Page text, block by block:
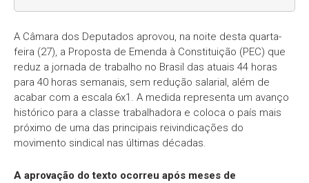
A Câmara dos Deputados aprovou, na noite desta quarta-
feira (27), a Proposta de Emenda à Constituição (PEC) que
reduz a jornada de trabalho no Brasil das atuais 44 horas
para 40 horas semanais, sem redução salarial, além de
acabar com a escala 6x1. A medida representa um avanço
histórico para a classe trabalhadora e coloca o país mais
próximo de uma das principais reivindicações do
movimento sindical nas últimas décadas.
A aprovação do texto ocorreu após meses de